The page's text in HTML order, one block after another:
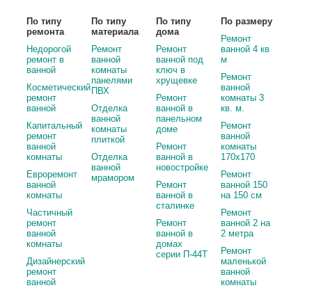
По типу
ремонта
Недорогой
ремонт в
ванной
Косметический
ремонт
ванной
Капитальный
ремонт
ванной
комнаты
Евроремонт
ванной
комнаты
Частичный
ремонт
ванной
комнаты
Дизайнерский
ремонт
ванной
По типу
материала
Ремонт
ванной
комнаты
панелями
ПВХ
Отделка
ванной
комнаты
плиткой
Отделка
ванной
мрамором
По типу
дома
Ремонт
ванной под
ключ в
хрущевке
Ремонт
ванной в
панельном
доме
Ремонт
ванной в
новостройке
Ремонт
ванной в
сталинке
Ремонт
ванной в
домах
серии П-44Т
По размеру
Ремонт
ванной 4 кв
м
Ремонт
ванной
комнаты 3
кв. м.
Ремонт
ванной
комнаты
170х170
Ремонт
ванной 150
на 150 см
Ремонт
ванной 2 на
2 метра
Ремонт
маленькой
ванной
комнаты